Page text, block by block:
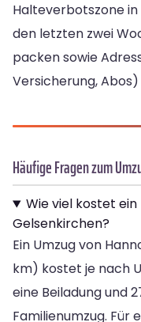
Halteverbotszone
den letzten zwei
packen sowie
Versicherung,
Häufige Fragen zum
Wie viel kostet
Gelsenkirchen?
Ein Umzug von
km) kostet je nach
eine Beiladung und
Familienumzug. Für